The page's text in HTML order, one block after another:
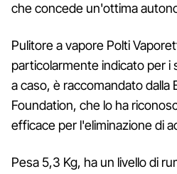
che concede un'ottima
Pulitore a vapore Polti
particolarmente indicato per i
a caso, è raccomandato dalla
Foundation, che lo ha
efficace per l'eliminazione di
Pesa 5,3 Kg, ha un livello di